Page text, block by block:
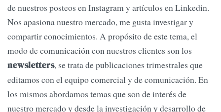
de nuestros posteos en Instagram y artículos en Linkedin.
Nos apasiona nuestro mercado, me gusta investigar y
compartir conocimientos. A propósito de este tema, el
modo de comunicación con nuestros clientes son los
newsletters, se trata de publicaciones trimestrales que
editamos con el equipo comercial y de comunicación. En
los mismos abordamos temas que son de interés de
nuestro mercado y desde la investigación y desarrollo de